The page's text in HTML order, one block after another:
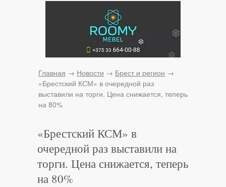
Главная → Новости → Брест и регион →
«Брестский КСМ» в очередной раз
выставили на торги. Цена снижается, теперь
на 80%
«Брестский КСМ» в
очередной раз выставили на
торги. Цена снижается, теперь
на 80%